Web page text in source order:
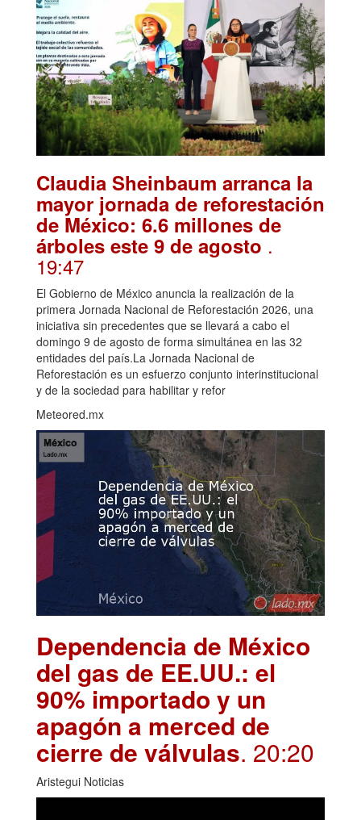
Claudia Sheinbaum arranca la
mayor jornada de reforestación
de México: 6.6 millones de
árboles este 9 de agosto .
19:47
El Gobierno de México anuncia la realización de la
primera Jornada Nacional de Reforestación 2026, una
iniciativa sin precedentes que se llevará a cabo el
domingo 9 de agosto de forma simultánea en las 32
entidades del país.La Jornada Nacional de
Reforestación es un esfuerzo conjunto interinstitucional
y de la sociedad para habilitar y refor
Meteored.mx
Dependencia de México
del gas de EE.UU.: el
90% importado y un
apagón a merced de
cierre de válvulas. 20:20
Aristegui Noticias